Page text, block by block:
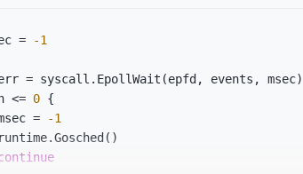
=
-1
<= 0 {
msec =
-1